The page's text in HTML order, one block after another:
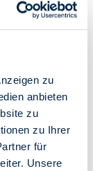
zu
anbieten
zu
zu Ihrer
für
Unsere